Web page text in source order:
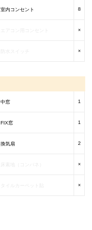
室内コンセント 8
×
×
中窓 1
FIX窓 1
換気扇 2
×
×